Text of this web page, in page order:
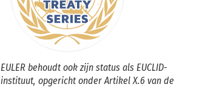
EULER behoudt ook zijn status als EUCLID-
instituut, opgericht onder Artikel X.6 van de